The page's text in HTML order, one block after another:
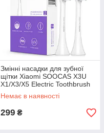
Змінні насадки для зубної
щітки Xiaomi SOOCAS X3U
X1/X3/X5 Electric Toothbrush
White
Немає в наявності
299 ₴